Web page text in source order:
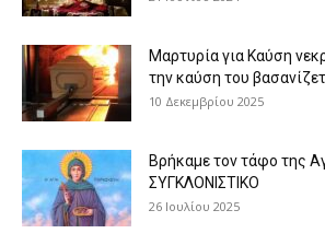
Μαρτυρία για Καύση
την καύση του
10 Δεκεμβρίου 2025
Βρήκαμε τον τάφο της
ΣΥΓΚΛΟΝΙΣΤΙΚΟ
26 Ιουλίου 2025